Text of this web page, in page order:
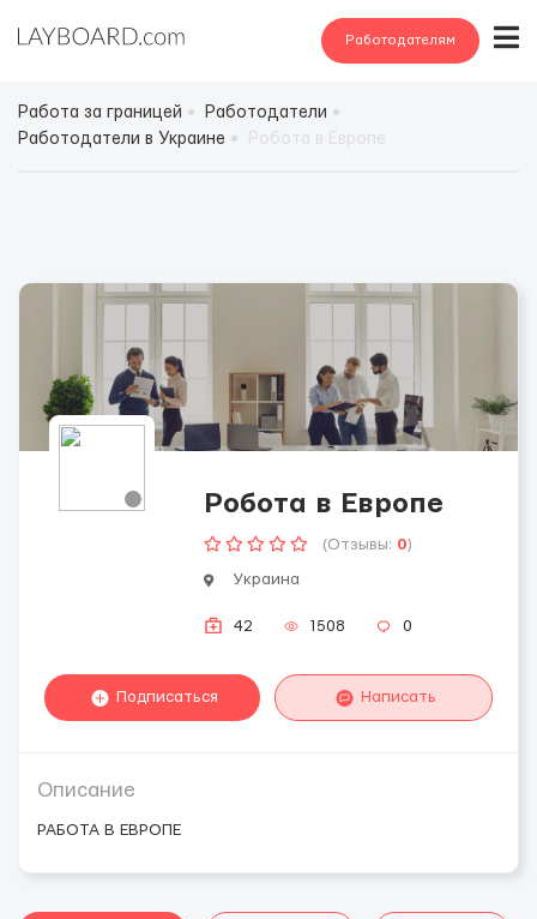
Работодателям
Работа за границей
Работодатели
Работодатели в Украине
Робота в Европе
(Отзывы: 0)
Украина
42 1508 0
Подписаться Написать
Описание
РАБОТА В ЕВРОПЕ